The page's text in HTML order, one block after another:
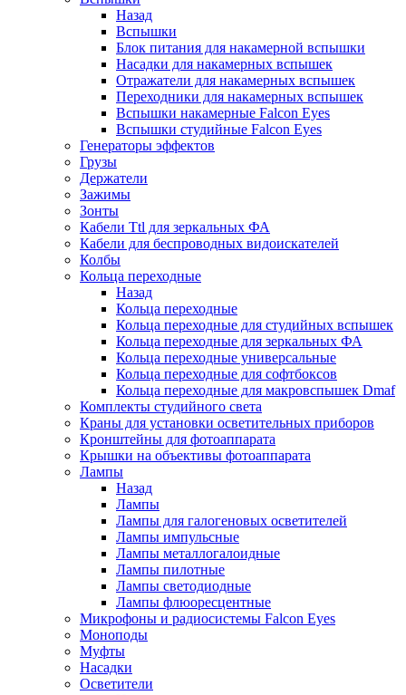
Назад
Вспышки
Блок питания для накамерной вспышки
Насадки для накамерных вспышек
Отражатели для накамерных вспышек
Переходники для накамерных вспышек
Вспышки накамерные Falcon Eyes
Вспышки студийные Falcon Eyes
Генераторы эффектов
Грузы
Держатели
Зажимы
Зонты
Кабели Ttl для зеркальных ФА
Кабели для беспроводных видоискателей
Колбы
Кольца переходные
Назад
Кольца переходные
Кольца переходные для студийных вспышек
Кольца переходные для зеркальных ФА
Кольца переходные универсальные
Кольца переходные для софтбоксов
Кольца переходные для макровспышек Dmaf
Комплекты студийного света
Краны для установки осветительных приборов
Кронштейны для фотоаппарата
Крышки на объективы фотоаппарата
Лампы
Назад
Лампы
Лампы для галогеновых осветителей
Лампы импульсные
Лампы металлогалоидные
Лампы пилотные
Лампы светодиодные
Лампы флюоресцентные
Микрофоны и радиосистемы Falcon Eyes
Моноподы
Муфты
Насадки
Осветители